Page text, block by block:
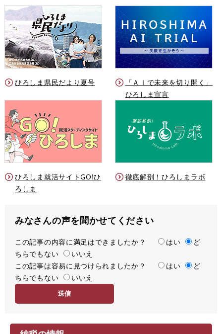
ひろしま県民だより夏号
「ＡＩで未来を切り開く」
ひろしま宣言
ひろしま就活サイトGO!ひ
ろしま
徹底解剖！ひろしまラボ
みなさんの声を聞かせてください
満
足
度
この記事の内容に満足はできましたか？ はい
ど
ちらでもない
いいえ
容
易
この記事は容易に見つけられましたか？ はい
ど
ちらでもない
いいえ